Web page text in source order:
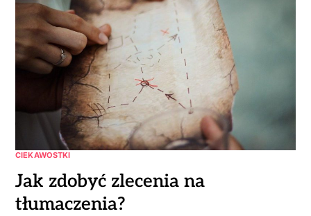
CIEKAWOSTKI
Jak zdobyć zlecenia na
tłumaczenia?